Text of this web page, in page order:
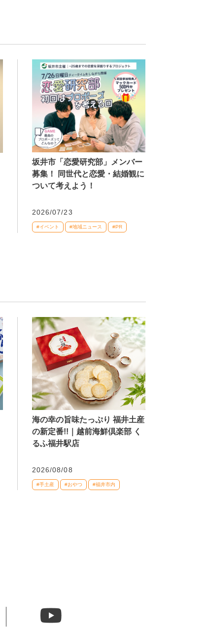
坂井市「恋愛研究部」メンバー
募集！ 同世代と恋愛・結婚観に
ついて考えよう！
2026/07/23
#イベント #地域ニュース #PR
海の幸の旨味たっぷり 福井土産
の新定番!!｜越前海鮮倶楽部 く
るふ福井駅店
2026/08/08
#手土産 #おやつ #福井市内